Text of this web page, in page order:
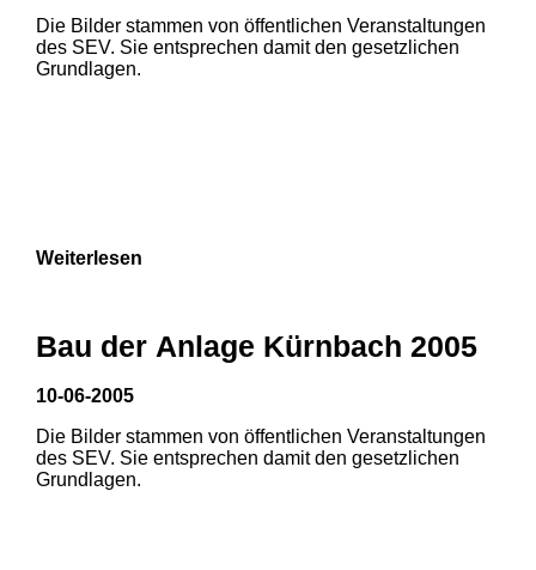
1 2 3
1 2
Die Bilder stammen von öffentlichen Veranstaltungen
des SEV. Sie entsprechen damit den gesetzlichen
Grundlagen.
Weiterlesen
Bau der Anlage Kürnbach 2005
10-06-2005
Die Bilder stammen von öffentlichen Veranstaltungen
des SEV. Sie entsprechen damit den gesetzlichen
Grundlagen.